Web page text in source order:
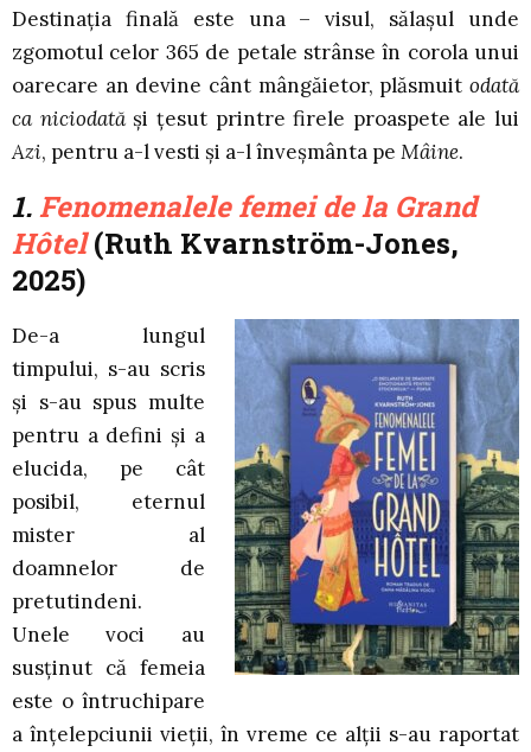
Destinaţia finală este una – visul, sălaşul unde
zgomotul celor 365 de petale strânse în corola unui
oarecare an devine cânt mângăietor, plăsmuit odată
ca niciodatăşi ţesut printre firele proaspete ale lui
Azi, pentru a-l vesti şi a-l înveşmânta pe Mâine.
1.Fenomenalele femei de la Grand
Hôtel(Ruth Kvarnström-Jones,
2025)
De-a lungul
timpului, s-au scris
şi s-au spus multe
pentru a defini şi a
elucida, pe cât
posibil, eternul
mister al
doamnelor de
pretutindeni.
Unele voci au
susţinut că femeia
este o întruchipare
a înţelepciunii vieţii, în vreme ce alţii s-au raportat